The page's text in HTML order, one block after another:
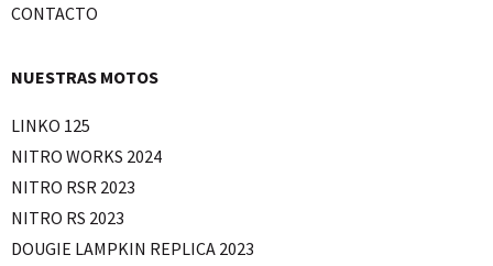
CONTACTO
NUESTRAS MOTOS
LINKO 125
NITRO WORKS 2024
NITRO RSR 2023
NITRO RS 2023
DOUGIE LAMPKIN REPLICA 2023